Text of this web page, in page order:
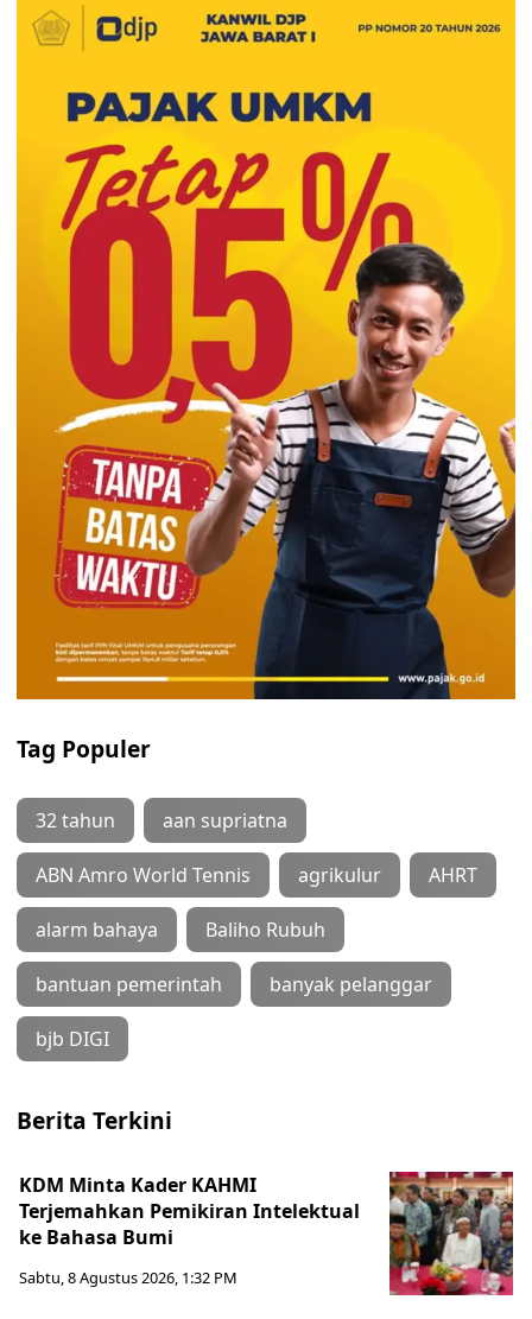
Tag Populer
32 tahun aan supriatna
ABN Amro World Tennis agrikulur AHRT
alarm bahaya Baliho Rubuh
bantuan pemerintah banyak pelanggar
bjb DIGI
Berita Terkini
KDM Minta Kader KAHMI
Terjemahkan Pemikiran Intelektual
ke Bahasa Bumi
Sabtu, 8 Agustus 2026, 1:32 PM